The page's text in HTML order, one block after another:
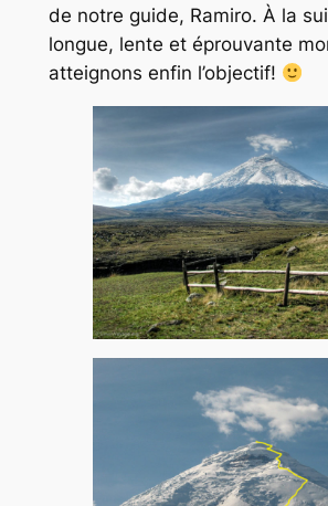
de notre guide, Ramiro. À la
longue, lente et éprouvante
atteignons enfin l’objectif!